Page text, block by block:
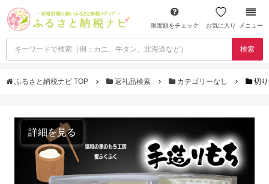
限度額をチェック お気に入り メニュー
検索
ふるさと納税ナビ TOP 返礼品検索 カテゴリーなし 切
詳細を見る